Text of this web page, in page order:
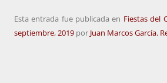
Esta entrada fue publicada en Fiestas del
septiembre, 2019 por Juan Marcos García.